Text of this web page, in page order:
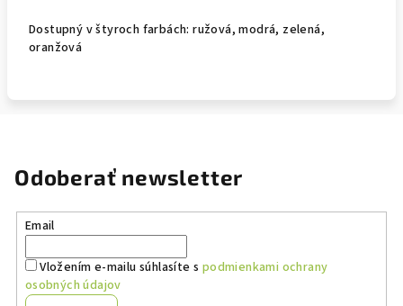
Dostupný v štyroch farbách: ružová, modrá, zelená,
oranžová
Odoberať newsletter
Email
Vložením e-mailu súhlasíte s podmienkami ochrany
osobných údajov